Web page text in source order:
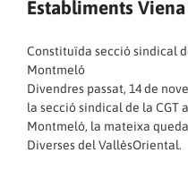
Establiments
Constituïda secció sindical
Montmeló
Divendres passat, 14 de
la secció sindical de la CGT
Montmeló, la mateixa
Diverses del VallèsOriental.